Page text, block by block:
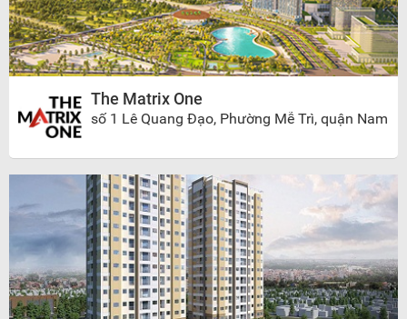
The Matrix One
số 1 Lê Quang Đạo, Phường Mễ Trì, quận Nam